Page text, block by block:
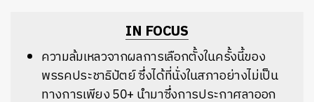
IN FOCUS
ความล้มเหลวจากผลการเลือกตั้งในครั้งนี้ของ
พรรคประชาธิปัตย์ ซึ่งได้ที่นั่งในสภาอย่างไม่เป็น
ทางการเพียง 50+ นำมาซึ่งการประกาศลาออก